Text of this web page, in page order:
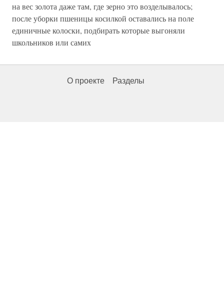
на вес золота даже там, где зерно это возделывалось;
после уборки пшеницы косилкой оставались на поле
единичные колоски, подбирать которые выгоняли
школьников или самих
О проекте Разделы